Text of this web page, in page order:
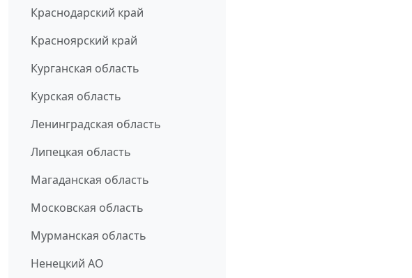
Краснодарский край
Красноярский край
Курганская область
Курская область
Ленинградская область
Липецкая область
Магаданская область
Московская область
Мурманская область
Ненецкий АО